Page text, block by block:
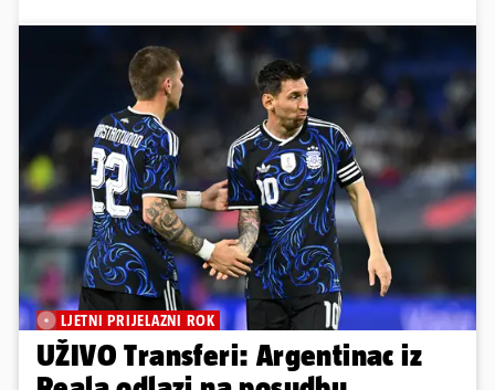
LJETNI PRIJELAZNI ROK
UŽIVO Transferi: Argentinac iz